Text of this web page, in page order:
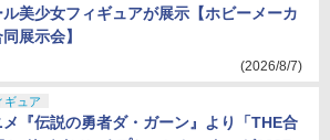
ル美少女フィギュアが展示【ホビーメーカ
展示会】
(2026/8/7)
ギュア
メ『伝説の勇者ダ・ガーン』より「THE合